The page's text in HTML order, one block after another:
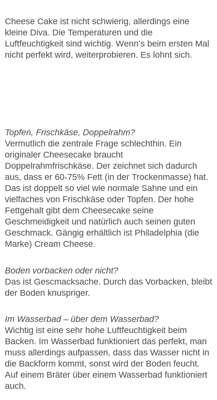
Cheese Cake ist nicht schwierig, allerdings eine
kleine Diva. Die Temperaturen und die
Luftfeuchtigkeit sind wichtig. Wenn’s beim ersten Mal
nicht perfekt wird, weiterprobieren. Es lohnt sich.
Topfen, Frischkäse, Doppelrahm?
Vermutlich die zentrale Frage schlechthin. Ein
originaler Cheesecake braucht
Doppelrahmfrischkäse. Der zeichnet sich dadurch
aus, dass er 60-75% Fett (in der Trockenmasse) hat.
Das ist doppelt so viel wie normale Sahne und ein
vielfaches von Frischkäse oder Topfen. Der hohe
Fettgehalt gibt dem Cheesecake seine
Geschmeidigkeit und natürlich auch seinen guten
Geschmack. Gängig erhältlich ist Philadelphia (die
Marke) Cream Cheese.
Boden vorbacken oder nicht?
Das ist Gescmacksache. Durch das Vorbacken, bleibt
der Boden knuspriger.
Im Wasserbad – über dem Wasserbad?
Wichtig ist eine sehr hohe Luftfeuchtigkeit beim
Backen. Im Wasserbad funktioniert das perfekt, man
muss allerdings aufpassen, dass das Wasser nicht in
die Backform kommt, sonst wird der Boden feucht.
Auf einem Bräter über einem Wasserbad funktioniert
auch.